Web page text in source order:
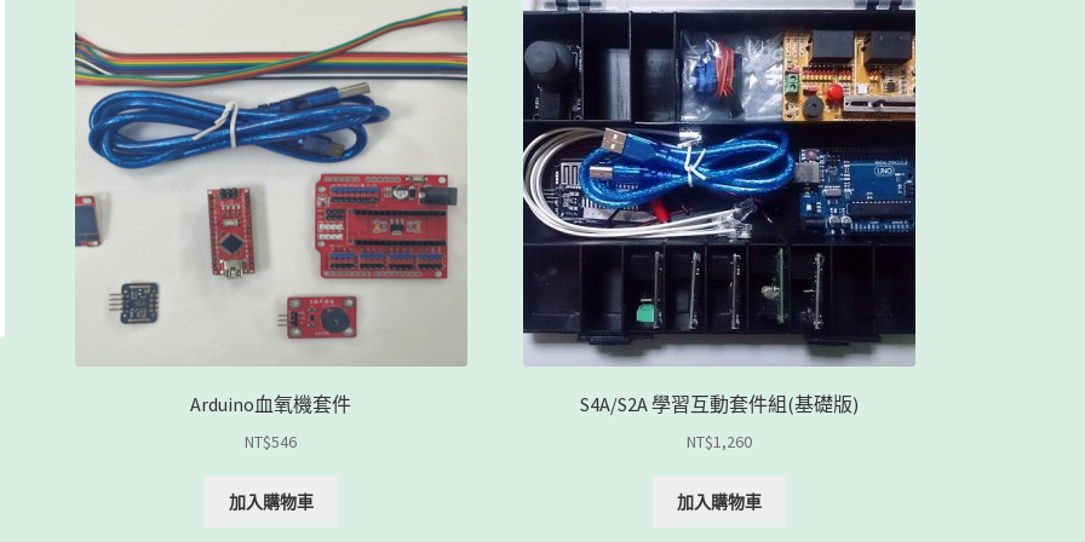
Arduino血氧機套件
NT$546
加入購物車
S4A/S2A 學習互動套件組(基礎版)
NT$1,260
加入購物車